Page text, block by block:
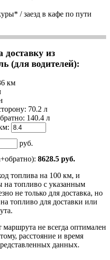
/ заезд в кафе по пути
доставку из
(для водителей):
км
70.2 л
140.4 л
руб.
8628.5 руб.
топлива на 100 км, и
на топливо с указанным
не только для доставка, но
топливо для доставки или
не всегда оптимален
расстояние и время
данных.